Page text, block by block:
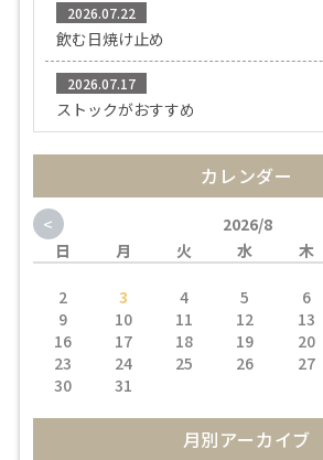
2026.07.22
飲む日焼け止め
2026.07.17
ストックがおすすめ
カレンダー
<
2026/8
日
月 火 水 木
2
3 4 5 6
9
10 11 12 13
16
17 18 19 20
23
24 25 26 27
30
31
月別アーカイブ